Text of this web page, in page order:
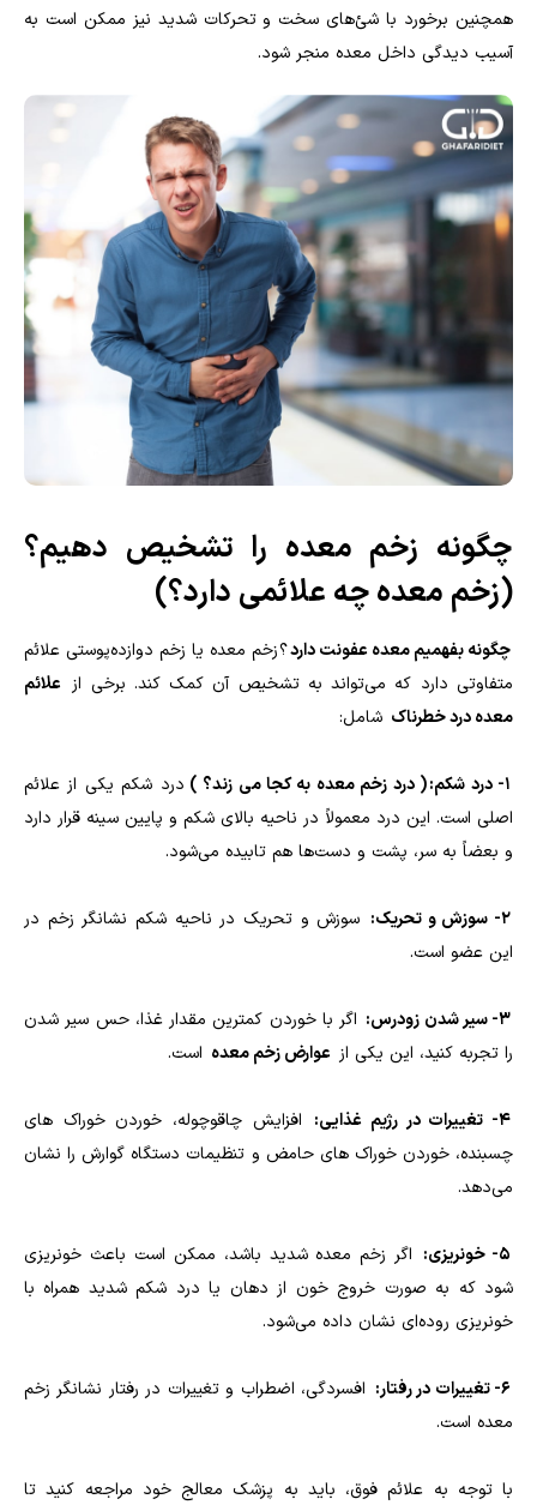
همچنین برخورد با شئ‌های سخت و تحرکات شدید نیز ممکن است به
آسیب دیدگی داخل معده منجر شود.
چگونه زخم معده را تشخیص دهیم؟
(زخم معده چه علائمی دارد؟)
چگونه بفهمیم معده عفونت دارد؟ زخم معده یا زخم دوازده‌پوستی علائم
متفاوتی دارد که می‌تواند به تشخیص آن کمک کند. برخی از علائم
معده درد خطرناک شامل:
1- درد شکم: ( درد زخم معده به کجا می زند؟ )
درد شکم یکی از علائم
اصلی است. این درد معمولاً در ناحیه بالای شکم و پایین سینه قرار دارد
و بعضاً به سر، پشت و دست‌ها هم تابیده می‌شود.
2- سوزش و تحریک:
سوزش و تحریک در ناحیه شکم نشانگر زخم در
این عضو است.
3- سیر شدن زودرس:
اگر با خوردن کمترین مقدار غذا، حس سیر شدن
را تجربه کنید، این یکی از عوارض زخم معده است.
4- تغییرات در رژیم غذایی:
افزایش چاقوچوله، خوردن خوراک های
چسبنده، خوردن خوراک های حامض و تنظیمات دستگاه گوارش را نشان
می‌دهد.
5- خونریزی:
اگر زخم معده شدید باشد، ممکن است باعث خونریزی
شود که به صورت خروج خون از دهان یا درد شکم شدید همراه با
خونریزی روده‌ای نشان داده می‌شود.
6- تغییرات در رفتار:
افسردگی، اضطراب و تغییرات در رفتار نشانگر زخم
معده است.
با توجه به علائم فوق، باید به پزشک معالج خود مراجعه کنید تا